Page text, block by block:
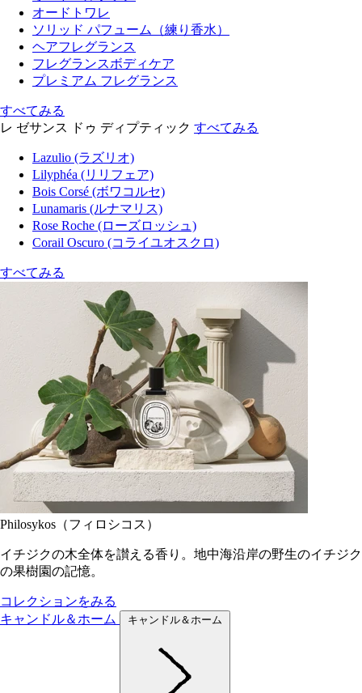
オードトワレ
ソリッド パフューム（練り香水）
ヘアフレグランス
フレグランスボディケア
プレミアム フレグランス
すべてみる
レ ゼサンス ドゥ ディプティック すべてみる
Lazulio (ラズリオ)
Lilyphéa (リリフェア)
Bois Corsé (ボワコルセ)
Lunamaris (ルナマリス)
Rose Roche (ローズロッシュ)
Corail Oscuro (コライユオスクロ)
すべてみる
Philosykos（フィロシコス）
イチジクの木全体を讃える香り。地中海沿岸の野生のイチジク
の果樹園の記憶。
コレクションをみる
キャンドル＆ホーム
キャンドル＆ホーム